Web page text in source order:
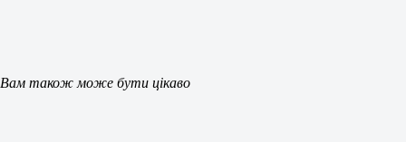
Вам також може бути цікаво